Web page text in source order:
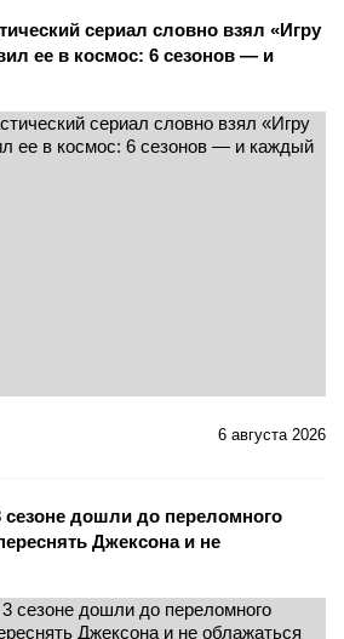
сериал словно взял «Игру
ее в космос: 6 сезонов — и
6 августа 2026
сезоне дошли до переломного
Джексона и не